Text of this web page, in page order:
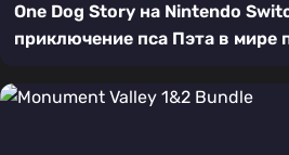
One Dog Story на Nintendo
приключение пса Пэта в мире